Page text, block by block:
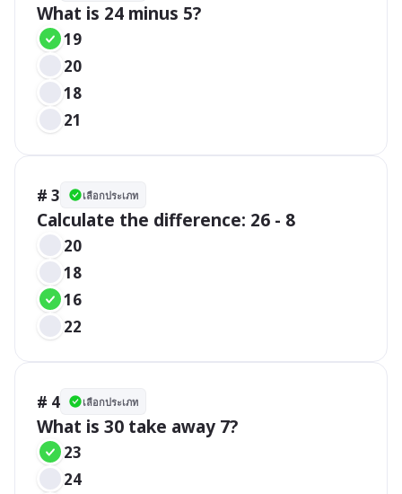
What is 24 minus 5?
19
20
18
21
# 3 เลือกประเภท
Calculate the difference: 26 - 8
20
18
16
22
# 4 เลือกประเภท
What is 30 take away 7?
23
24